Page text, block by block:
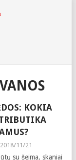
KOKIA
2018/11/21
su šeima, skaniai